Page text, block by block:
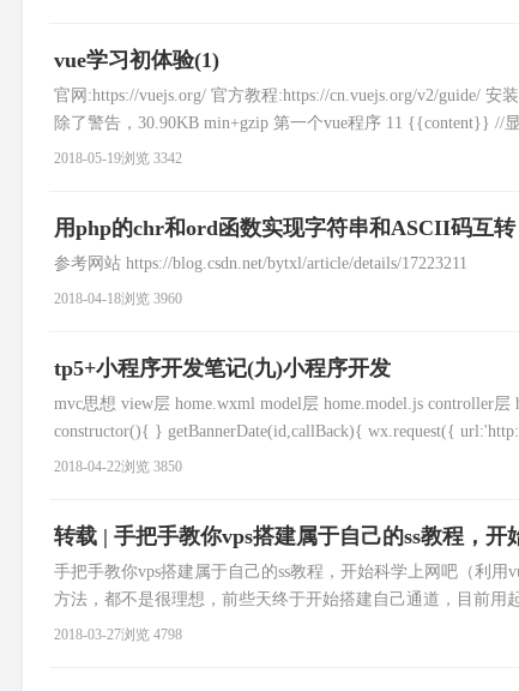
vue学习初体验(1)
官网:https://vuejs.org/ 官方教程:https://cn.vuejs.org/v2/guide/
除了警告，30.90KB min+gzip 第一个vue程序 11 {{content}} //
2018-05-19浏览 3342
用php的chr和ord函数实现字符串和ASCII码互转
参考网站 https://blog.csdn.net/bytxl/article/details/17223211
2018-04-18浏览 3960
tp5+小程序开发笔记(九)小程序开发
mvc思想 view层 home.wxml model层 home.model.js controller
constructor(){ } getBannerDate(id,callBack){ wx.request({
2018-04-22浏览 3850
转载 | 手把手教你vps搭建属于自己的ss教程，开
手把手教你vps搭建属于自己的ss教程，开始科学上网吧（利
方法，都不是很理想，前些天终于开始搭建自己通道，目前用
有时新申请的虚拟机ping不通，ssh putty无法连接 现象，可
2018-03-27浏览 4798